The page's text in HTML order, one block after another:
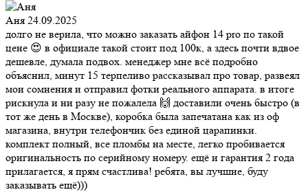
Аня 24.09.2025
долго не верила, что можно заказать айфон 14 pro по такой
цене 😍 в официале такой стоит под 100к, а здесь почти вдвое
дешевле, думала подвох. менеджер мне всё подробно
объяснил, минут 15 терпеливо рассказывал про товар, развеял
мои сомнения и отправил фотки реального аппарата. в итоге
рискнула и ни разу не пожалела 🙌 доставили очень быстро (в
тот же день в Москве), коробка была запечатана как из оф
магазина, внутри телефончик без единой царапинки.
комплект полный, все пломбы на месте, легко пробивается
оригинальность по серийному номеру. ещё и гарантия 2 года
прилагается, я прям счастлива! ребята, вы лучшие, буду
заказывать ещё)))